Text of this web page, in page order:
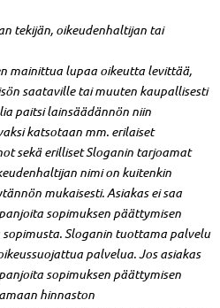
tekijän, oikeudenhaltijan tai
mainittua lupaa oikeutta levittää,
saataville tai muuten kaupallisesti
paitsi lainsäädännön niin
katsotaan mm. erilaiset
sekä erilliset Sloganin tarjoamat
nimi on kuitenkin
mukaisesti. Asiakas ei saa
sopimuksen päättymisen
Sloganin tuottama palvelu
palvelua. Jos asiakas
sopimuksen päättymisen
hinnaston